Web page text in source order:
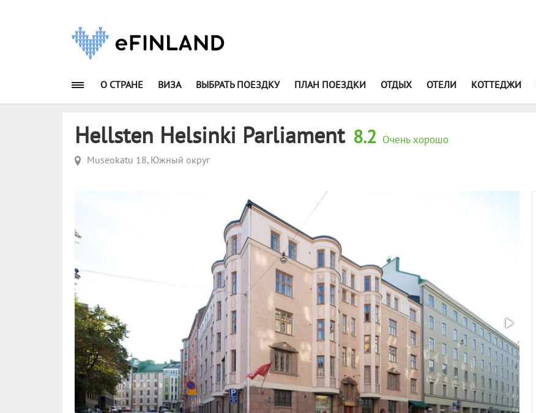
О СТРАНЕ ВИЗА ВЫБРАТЬ ПОЕЗДКУ ПЛАН ПОЕЗДКИ ОТДЫХ ОТЕЛИ КОТТЕДЖИ
Hellsten Helsinki Parliament 8.2 Очень хорошо
Museokatu 18, Южный округ